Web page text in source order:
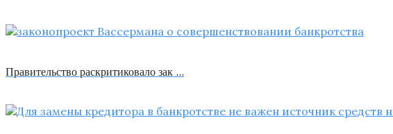
Правительство раскритиковало зак …